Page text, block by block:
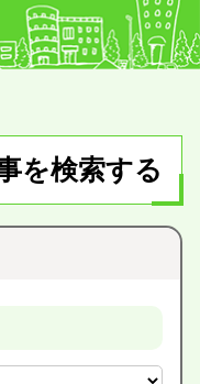
を検索する